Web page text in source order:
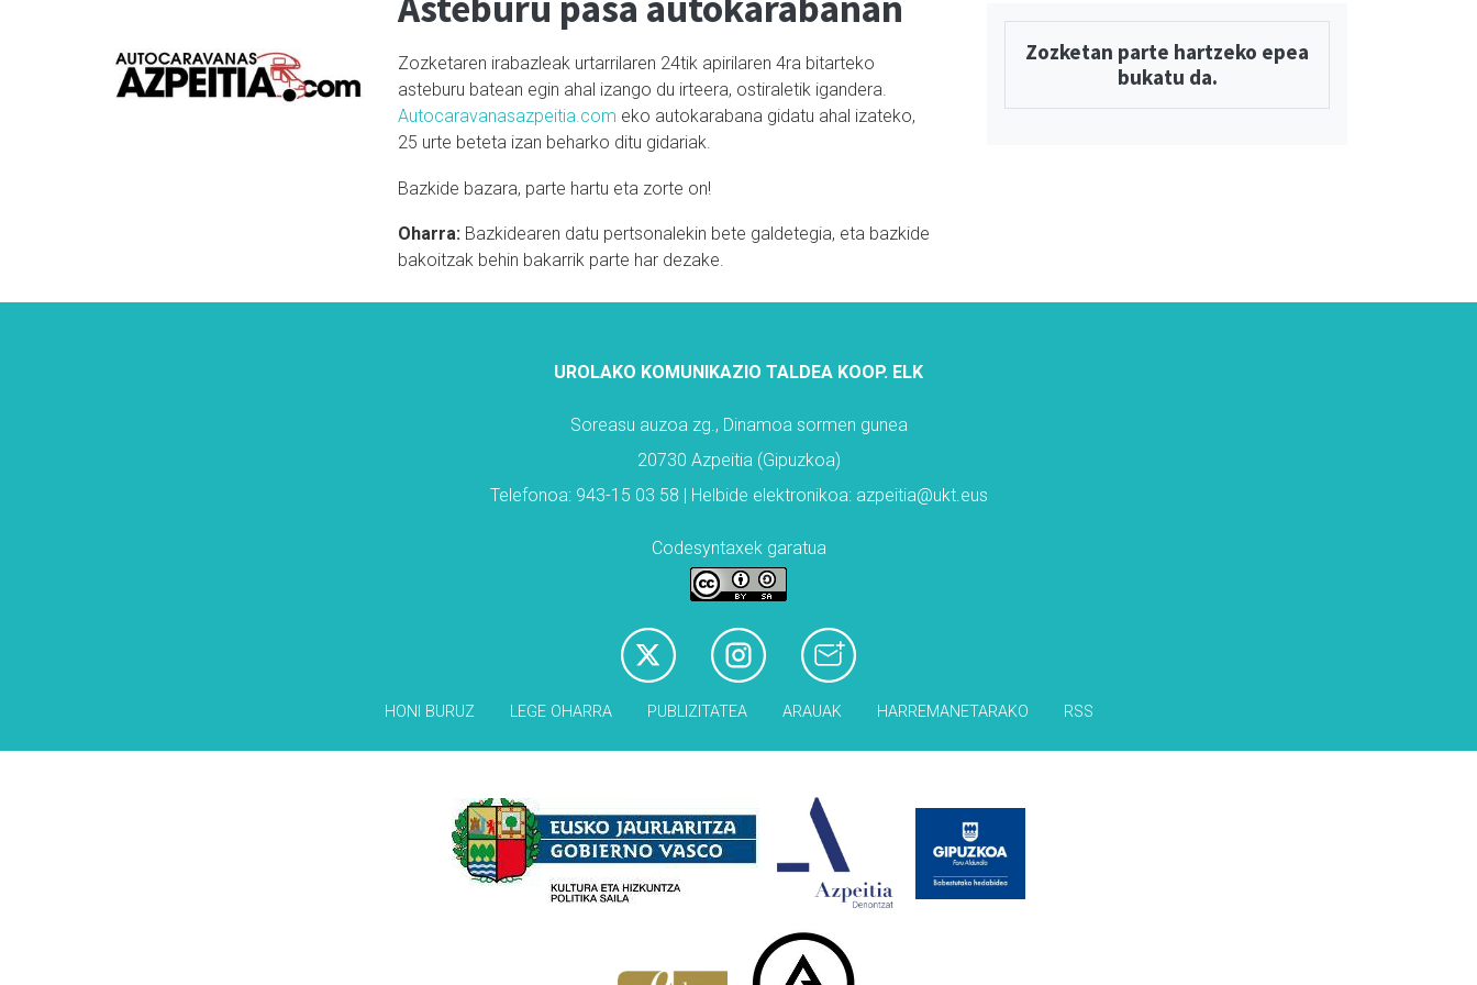
Zozketaren irabazleak urtarrilaren 24tik apirilaren 4ra bitarteko
asteburu batean egin ahal izango du irteera, ostiraletik igandera.
Autocaravanasazpeitia.com eko autokarabana gidatu ahal izateko,
25 urte beteta izan beharko ditu gidariak.
Bazkide bazara, parte hartu eta zorte on!
Oharra:Bazkidearen datu pertsonalekin bete galdetegia, eta bazkide
bakoitzak behin bakarrik parte har dezake.
Zozketan parte hartzeko epea
bukatu da.
UROLAKO KOMUNIKAZIO TALDEA KOOP. ELK
Soreasu auzoa zg., Dinamoa sormen gunea
20730 Azpeitia (Gipuzkoa)
Telefonoa: 943-15 03 58 | Helbide elektronikoa: azpeitia@ukt.eus
Codesyntaxek garatua
HONI BURUZ LEGE OHARRA PUBLIZITATEA ARAUAK HARREMANETARAKO RSS